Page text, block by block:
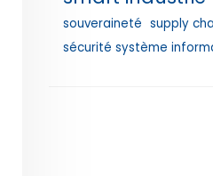
souveraineté supply
sécurité système